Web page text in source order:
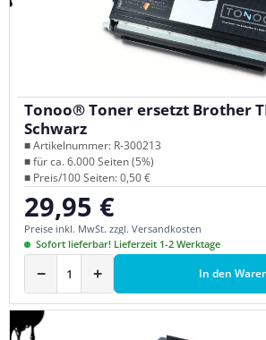
Tonoo® Toner ersetzt Brother
Schwarz
■ Artikelnummer: R-300213
■ für ca. 6.000 Seiten (5%)
■ Preis/100 Seiten: 0,50 €
Regulärer Preis:
29,95 €
Preise inkl. MwSt. zzgl. Versandkosten
Sofort lieferbar! Lieferzeit 1-2 Werktage
− + In den